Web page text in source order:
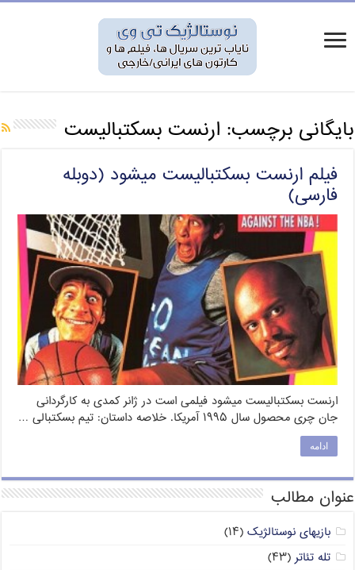
بایگانی برچسب: ارنست بسکتبالیست
فیلم ارنست بسکتبالیست میشود (دوبله
فارسی)
ارنست بسکتبالیست میشود فیلمی است در ژانر کمدی به کارگردانی
جان چری محصول سال ۱۹۹۵ آمریکا. خلاصه داستان: تیم بسکتبالی …
ادامه
عنوان مطالب
بازیهای نوستالژیک (۱۴)
تله تئاتر (۴۳)